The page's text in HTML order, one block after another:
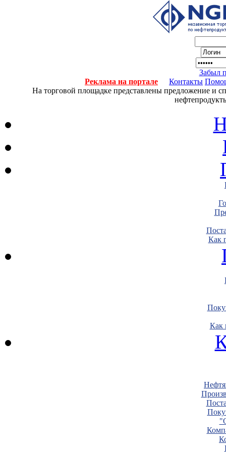
Забыл
Реклама на портале
Контакты
На торговой площадке представлены предложение и
Как
Как